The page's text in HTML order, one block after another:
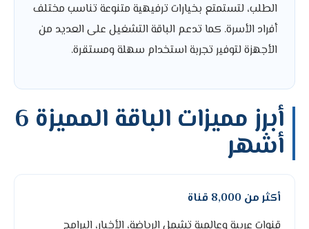
الطلب، لتستمتع بخيارات ترفيهية متنوعة تناسب مختلف
أفراد الأسرة. كما تدعم الباقة التشغيل على العديد من
الأجهزة لتوفير تجربة استخدام سهلة ومستقرة.
أبرز مميزات الباقة المميزة 6
أشهر
أكثر من 8,000 قناة